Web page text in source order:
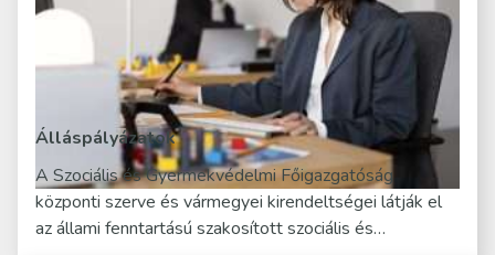
Álláspályázatok
A Szociális és Gyermekvédelmi Főigazgatóság
központi szerve és vármegyei kirendeltségei látják el
az állami fenntartású szakosított szociális és…